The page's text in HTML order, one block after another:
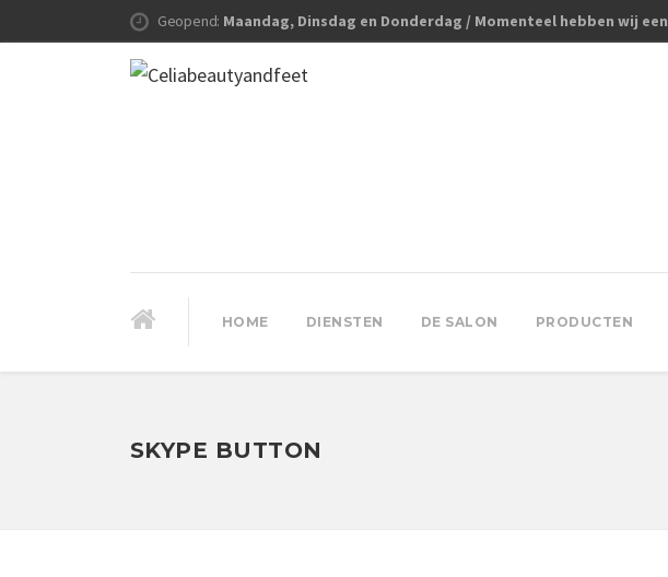
Geopend: Maandag, Dinsdag en Donderdag / Momenteel hebben wij
HOME DIENSTEN DE SALON PRODUCTEN
SKYPE BUTTON